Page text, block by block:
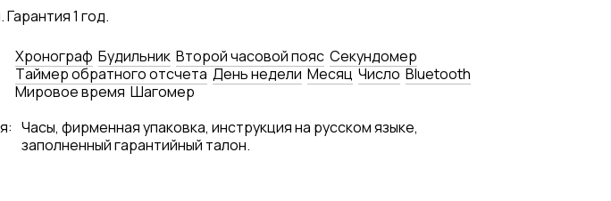
1 год.
Хронограф Будильник Второй часовой пояс Секундомер
Tаймер обратного отсчета День недели Месяц Число Bluetooth
Мировое время Шагомер
Часы, фирменная упаковка, инструкция на русском языке,
заполненный гарантийный талон.